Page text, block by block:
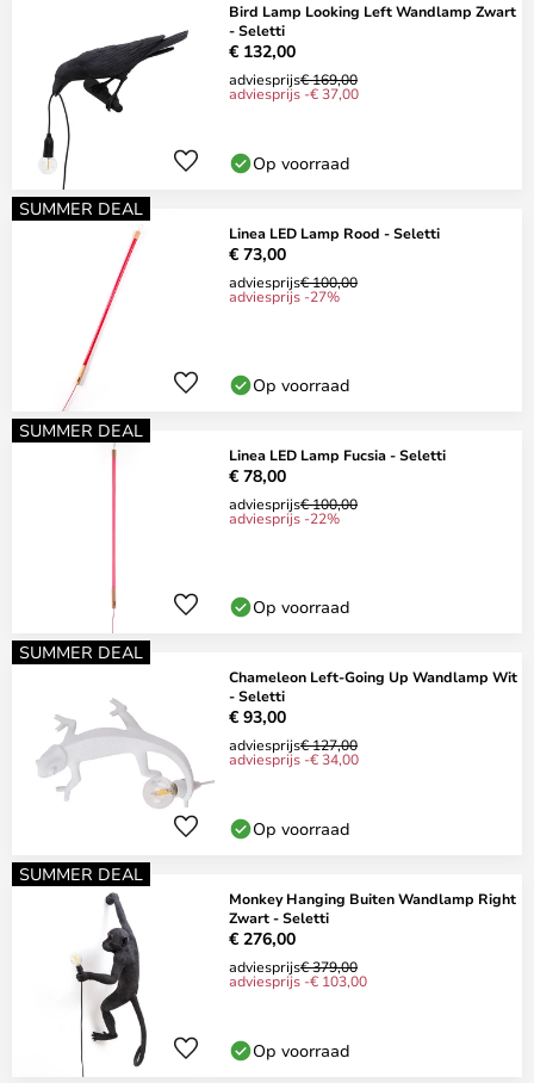
Bird Lamp Looking Left Wandlamp Zwart
- Seletti
€ 132,00
adviesprijs€ 169,00
adviesprijs -€ 37,00
Op voorraad
SUMMER DEAL
Linea LED Lamp Rood - Seletti
€ 73,00
adviesprijs€ 100,00
adviesprijs -27%
Op voorraad
SUMMER DEAL
Linea LED Lamp Fucsia - Seletti
€ 78,00
adviesprijs€ 100,00
adviesprijs -22%
Op voorraad
SUMMER DEAL
Chameleon Left-Going Up Wandlamp Wit
- Seletti
€ 93,00
adviesprijs€ 127,00
adviesprijs -€ 34,00
Op voorraad
SUMMER DEAL
Monkey Hanging Buiten Wandlamp Right
Zwart - Seletti
€ 276,00
adviesprijs€ 379,00
adviesprijs -€ 103,00
Op voorraad